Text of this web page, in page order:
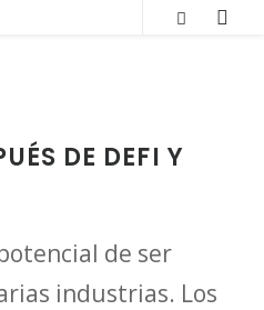
DE DEFI Y
de ser
industrias. Los